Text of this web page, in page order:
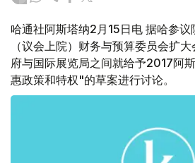
哈通社阿斯塔纳2月15日电 据哈参
（议会上院）财务与预算委员会扩
府与国际展览局之间就给予2017阿
惠政策和特权"的草案进行讨论。